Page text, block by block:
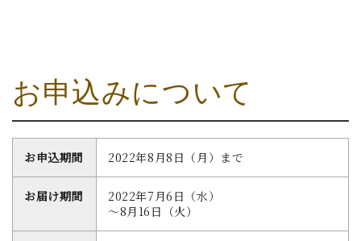
お申込みについて
お申込期間 2022年8月8日（月）まで
お届け期間
2022年7月6日（水）
～8月16日（火）